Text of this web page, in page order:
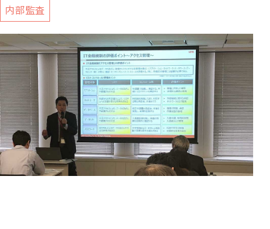
内部監査